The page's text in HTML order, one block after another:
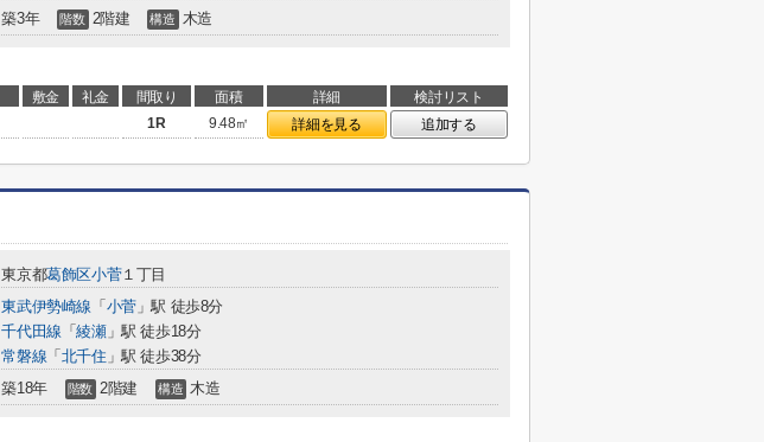
築3年 階数 2階建 構造 木造
敷金 礼金 間取り 面積 詳細
検討リスト
1R 9.48㎡ 詳細を見る 追加する
東京都葛飾区小菅１丁目
東武伊勢崎線 「 小菅」駅 徒歩8分
千代田線 「綾瀬」駅 徒歩18分
常磐線 「 北千住 」駅 徒歩38分
築18年 階数 2階建 構造 木造